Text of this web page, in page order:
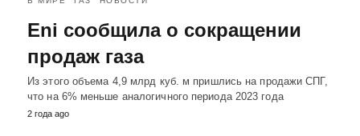
Eni сообщила о сокращении
продаж газа
Из этого объема 4,9 млрд куб. м пришлись на продажи СПГ,
что на 6% меньше аналогичного периода 2023 года
2 года ago